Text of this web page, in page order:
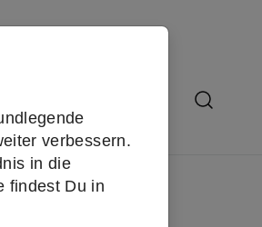
uns"
verbessern.
in die
findest Du in